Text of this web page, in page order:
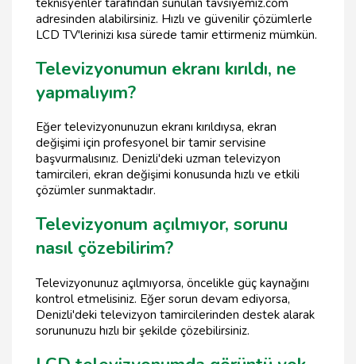
adresinden alabilirsiniz. Hızlı ve güvenilir çözümlerle
LCD TV'lerinizi kısa sürede tamir ettirmeniz mümkün.
Televizyonumun ekranı kırıldı, ne
yapmalıyım?
Eğer televizyonunuzun ekranı kırıldıysa, ekran
değişimi için profesyonel bir tamir servisine
başvurmalısınız. Denizli'deki uzman televizyon
tamircileri, ekran değişimi konusunda hızlı ve etkili
çözümler sunmaktadır.
Televizyonum açılmıyor, sorunu
nasıl çözebilirim?
Televizyonunuz açılmıyorsa, öncelikle güç kaynağını
kontrol etmelisiniz. Eğer sorun devam ediyorsa,
Denizli'deki televizyon tamircilerinden destek alarak
sorununuzu hızlı bir şekilde çözebilirsiniz.